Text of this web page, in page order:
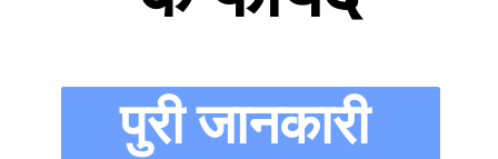
पुरी जानकारी